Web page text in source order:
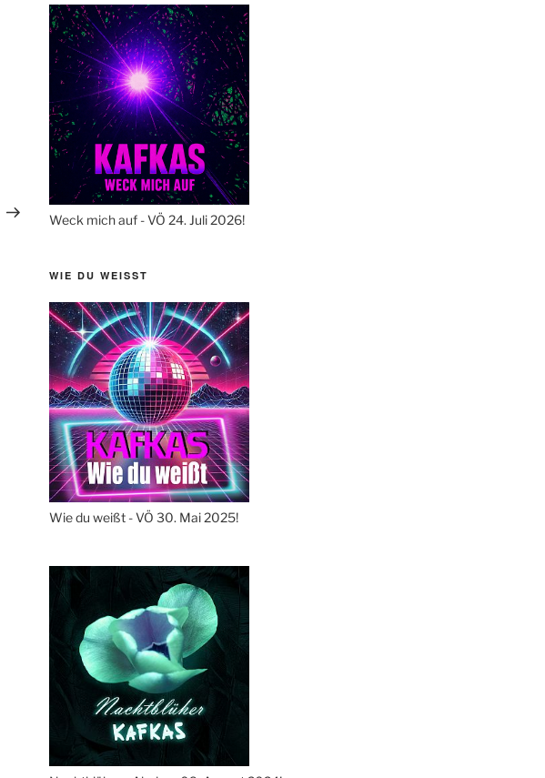
Nächster
Weck mich auf - VÖ 24. Juli 2026!
WIE DU WEISST
Wie du weißt - VÖ 30. Mai 2025!